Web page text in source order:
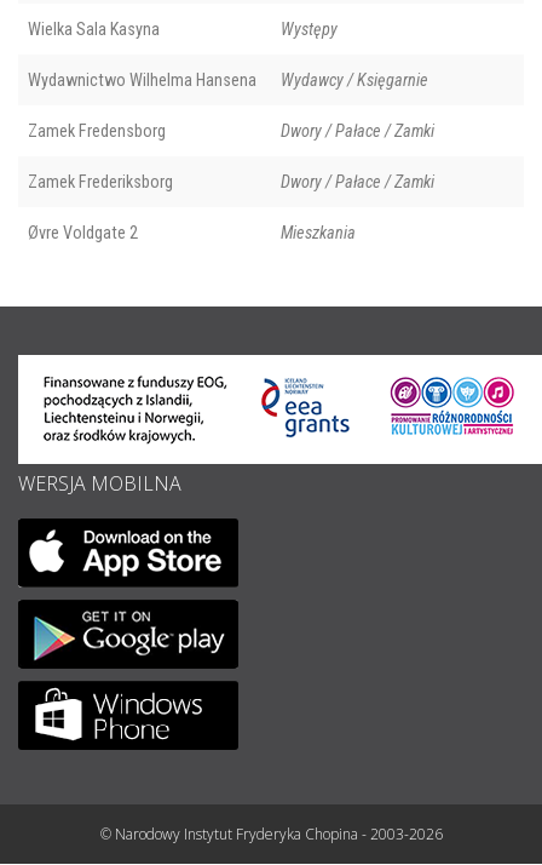
Wielka Sala Kasyna Występy
Wydawnictwo Wilhelma Hansena Wydawcy / Księgarnie
Zamek Fredensborg Dwory / Pałace / Zamki
Zamek Frederiksborg Dwory / Pałace / Zamki
Øvre Voldgate 2 Mieszkania
WERSJA MOBILNA
© Narodowy Instytut Fryderyka Chopina - 2003-2026